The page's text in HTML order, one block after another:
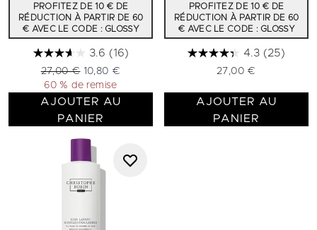
PROFITEZ DE 10 € DE
RÉDUCTION À PARTIR DE 60
€ AVEC LE CODE : GLOSSY
3.6 (16)
Prix de vente :
27,00 € Prix ​​actuel :
10,80 €
60 % de remise
AJOUTER AU
PANIER
PROFITEZ DE 10 € DE
RÉDUCTION À PARTIR DE 60
€ AVEC LE CODE : GLOSSY
4.3 (25)
27,00 €
AJOUTER AU
PANIER